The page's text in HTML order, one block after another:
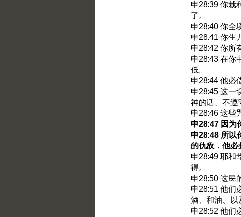
申28:39 你栽
了。
申28:40 你全
申28:41 你生
申28:42 你所
申28:43 在你
低。
申28:44 他必
申28:45 这一
神的话、不遵
申28:46 这些
申28:47 因为
申28:48 所以
的仇敌．他必
申28:49 耶和
得。
申28:50 这民
申28:51 他们
酒、和油、以
申28:52 他们